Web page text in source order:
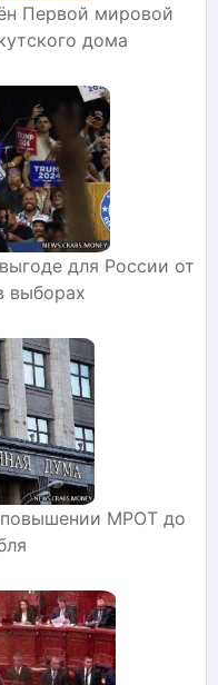
Первой мировой
дома
для России от
выборах
повышении МРОТ до